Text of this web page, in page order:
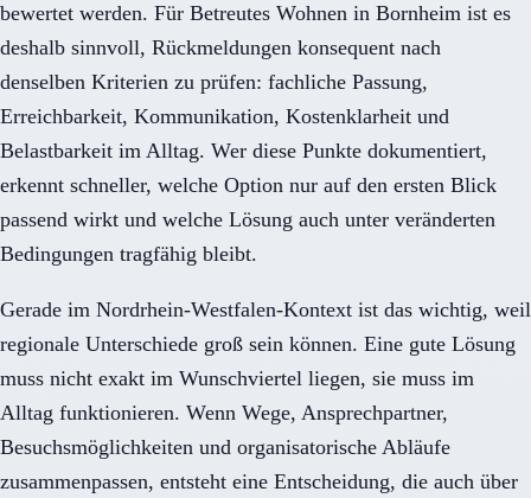
bewertet werden. Für Betreutes Wohnen in Bornheim ist es
deshalb sinnvoll, Rückmeldungen konsequent nach
denselben Kriterien zu prüfen: fachliche Passung,
Erreichbarkeit, Kommunikation, Kostenklarheit und
Belastbarkeit im Alltag. Wer diese Punkte dokumentiert,
erkennt schneller, welche Option nur auf den ersten Blick
passend wirkt und welche Lösung auch unter veränderten
Bedingungen tragfähig bleibt.
Gerade im Nordrhein-Westfalen-Kontext ist das wichtig, weil
regionale Unterschiede groß sein können. Eine gute Lösung
muss nicht exakt im Wunschviertel liegen, sie muss im
Alltag funktionieren. Wenn Wege, Ansprechpartner,
Besuchsmöglichkeiten und organisatorische Abläufe
zusammenpassen, entsteht eine Entscheidung, die auch über